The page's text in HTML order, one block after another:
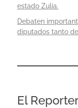
estado Zulia.
Debaten
diputados tanto
El